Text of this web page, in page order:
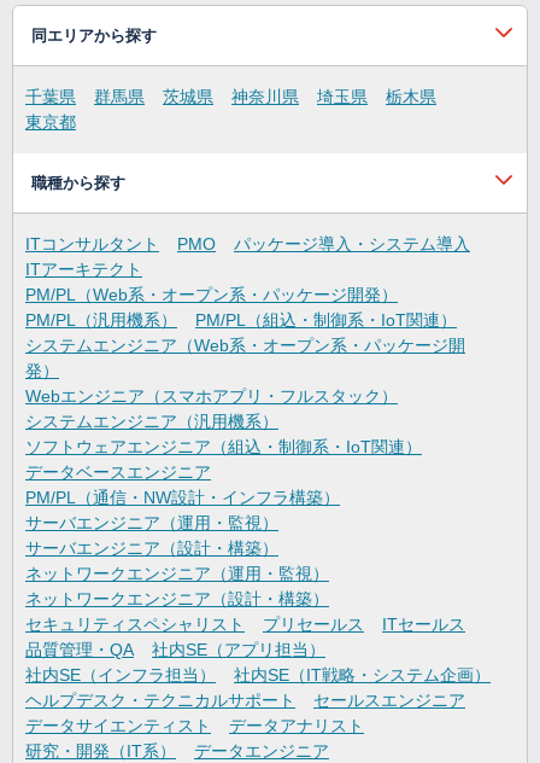
同エリアから探す
千葉県 群馬県 茨城県 神奈川県 埼玉県
栃木県
東京都
職種から探す
ITコンサルタント PMO
パッケージ導入・システム導入
ITアーキテクト
PM/PL（Web系・オープン系・パッケージ開発）
PM/PL（汎用機系）
PM/PL（組込・制御系・IoT関連）
システムエンジニア（Web系・オープン系・パッケージ開
発）
Webエンジニア（スマホアプリ・フルスタック）
システムエンジニア（汎用機系）
ソフトウェアエンジニア（組込・制御系・IoT関連）
データベースエンジニア
PM/PL（通信・NW設計・インフラ構築）
サーバエンジニア（運用・監視）
サーバエンジニア（設計・構築）
ネットワークエンジニア（運用・監視）
ネットワークエンジニア（設計・構築）
セキュリティスペシャリスト
プリセールス
ITセールス
品質管理・QA
社内SE（アプリ担当）
社内SE（インフラ担当）
社内SE（IT戦略・システム企画）
ヘルプデスク・テクニカルサポート
セールスエンジニア
データサイエンティスト
データアナリスト
研究・開発（IT系）
データエンジニア